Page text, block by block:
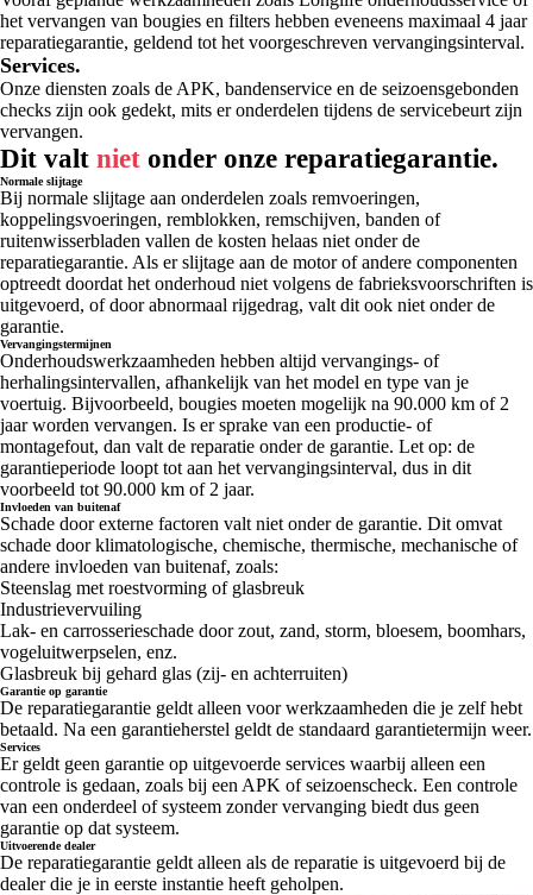
het vervangen van bougies en filters hebben eveneens maximaal 4 jaar
reparatiegarantie, geldend tot het voorgeschreven vervangingsinterval.
Services.
Onze diensten zoals de APK, bandenservice en de seizoensgebonden
checks zijn ook gedekt, mits er onderdelen tijdens de servicebeurt zijn
vervangen.
Dit valt niet onder onze reparatiegarantie.
Normale slijtage
Bij normale slijtage aan onderdelen zoals remvoeringen,
koppelingsvoeringen, remblokken, remschijven, banden of
ruitenwisserbladen vallen de kosten helaas niet onder de
reparatiegarantie. Als er slijtage aan de motor of andere componenten
optreedt doordat het onderhoud niet volgens de fabrieksvoorschriften is
uitgevoerd, of door abnormaal rijgedrag, valt dit ook niet onder de
garantie.
Vervangingstermijnen
Onderhoudswerkzaamheden hebben altijd vervangings- of
herhalingsintervallen, afhankelijk van het model en type van je
voertuig. Bijvoorbeeld, bougies moeten mogelijk na 90.000 km of 2
jaar worden vervangen. Is er sprake van een productie- of
montagefout, dan valt de reparatie onder de garantie. Let op: de
garantieperiode loopt tot aan het vervangingsinterval, dus in dit
voorbeeld tot 90.000 km of 2 jaar.
Invloeden van buitenaf
Schade door externe factoren valt niet onder de garantie. Dit omvat
schade door klimatologische, chemische, thermische, mechanische of
andere invloeden van buitenaf, zoals:
Steenslag met roestvorming of glasbreuk
Industrievervuiling
Lak- en carrosserieschade door zout, zand, storm, bloesem, boomhars,
vogeluitwerpselen, enz.
Glasbreuk bij gehard glas (zij- en achterruiten)
Garantie op garantie
De reparatiegarantie geldt alleen voor werkzaamheden die je zelf hebt
betaald. Na een garantieherstel geldt de standaard garantietermijn weer.
Services
Er geldt geen garantie op uitgevoerde services waarbij alleen een
controle is gedaan, zoals bij een APK of seizoenscheck. Een controle
van een onderdeel of systeem zonder vervanging biedt dus geen
garantie op dat systeem.
Uitvoerende dealer
De reparatiegarantie geldt alleen als de reparatie is uitgevoerd bij de
dealer die je in eerste instantie heeft geholpen.